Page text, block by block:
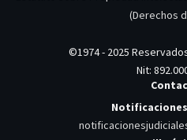
(Derechos
©1974 - 2025
Nit: